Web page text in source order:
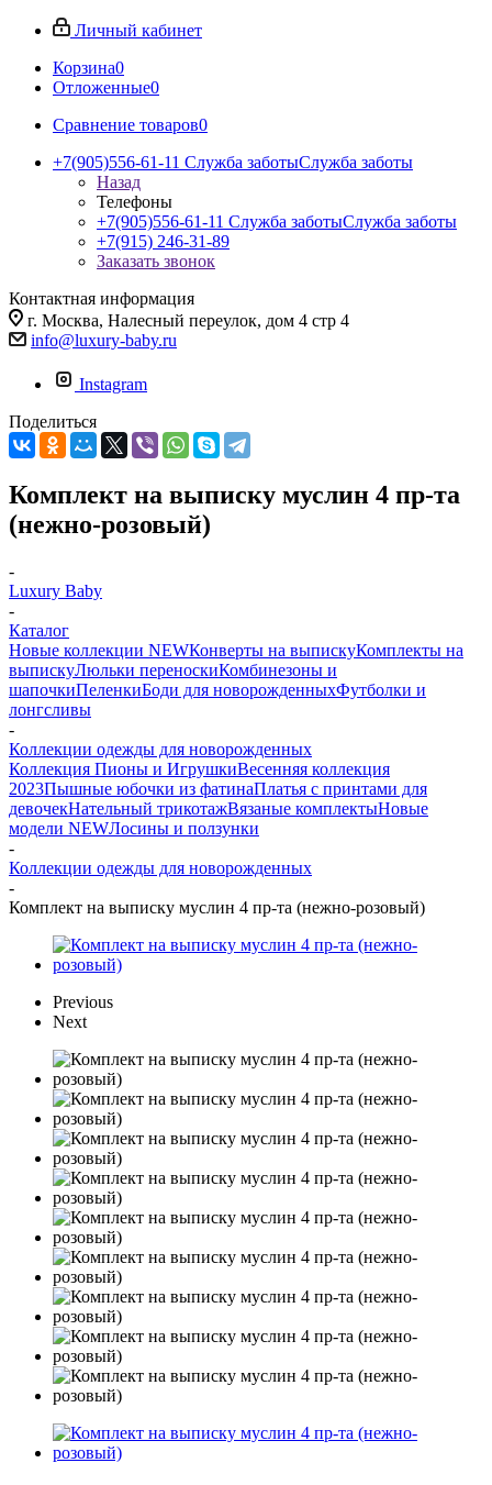
Личный кабинет
Корзина0
Отложенные0
Сравнение товаров0
+7(905)556-61-11 Служба заботыСлужба заботы
Назад
Телефоны
+7(905)556-61-11 Служба заботыСлужба заботы
+7(915) 246-31-89
Заказать звонок
Контактная информация
г. Москва, Налесный переулок, дом 4 стр 4
info@luxury-baby.ru
Instagram
Поделиться
Комплект на выписку муслин 4 пр-та
(нежно-розовый)
-
Luxury Baby
-
Каталог
Новые коллекции NEWКонверты на выпискуКомплекты на
выпискуЛюльки переноскиКомбинезоны и
шапочкиПеленкиБоди для новорожденныхФутболки и
лонгсливы
-
Коллекции одежды для новорожденных
Коллекция Пионы и ИгрушкиВесенняя коллекция
2023Пышные юбочки из фатинаПлатья с принтами для
девочекНательный трикотажВязаные комплектыНовые
модели NEWЛосины и ползунки
-
Коллекции одежды для новорожденных
-
Комплект на выписку муслин 4 пр-та (нежно-розовый)
Previous
Next